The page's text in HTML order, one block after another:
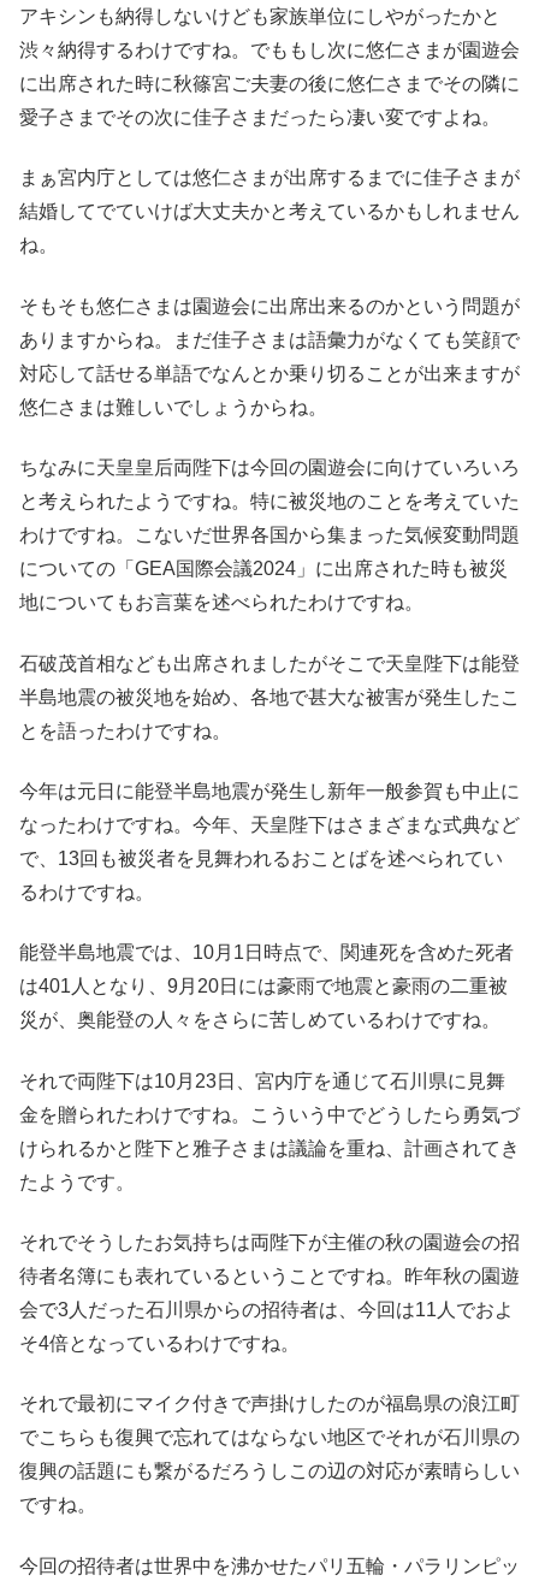
アキシンも納得しないけども家族単位にしやがったかと
渋々納得するわけですね。でももし次に悠仁さまが園遊会
に出席された時に秋篠宮ご夫妻の後に悠仁さまでその隣に
愛子さまでその次に佳子さまだったら凄い変ですよね。
まぁ宮内庁としては悠仁さまが出席するまでに佳子さまが
結婚してでていけば大丈夫かと考えているかもしれません
ね。
そもそも悠仁さまは園遊会に出席出来るのかという問題が
ありますからね。まだ佳子さまは語彙力がなくても笑顔で
対応して話せる単語でなんとか乗り切ることが出来ますが
悠仁さまは難しいでしょうからね。
ちなみに天皇皇后両陛下は今回の園遊会に向けていろいろ
と考えられたようですね。特に被災地のことを考えていた
わけですね。こないだ世界各国から集まった気候変動問題
についての「GEA国際会議2024」に出席された時も被災
地についてもお言葉を述べられたわけですね。
石破茂首相なども出席されましたがそこで天皇陛下は能登
半島地震の被災地を始め、各地で甚大な被害が発生したこ
とを語ったわけですね。
今年は元日に能登半島地震が発生し新年一般参賀も中止に
なったわけですね。今年、天皇陛下はさまざまな式典など
で、13回も被災者を見舞われるおことばを述べられてい
るわけですね。
能登半島地震では、10月1日時点で、関連死を含めた死者
は401人となり、9月20日には豪雨で地震と豪雨の二重被
災が、奥能登の人々をさらに苦しめているわけですね。
それで両陛下は10月23日、宮内庁を通じて石川県に見舞
金を贈られたわけですね。こういう中でどうしたら勇気づ
けられるかと陛下と雅子さまは議論を重ね、計画されてき
たようです。
それでそうしたお気持ちは両陛下が主催の秋の園遊会の招
待者名簿にも表れているということですね。昨年秋の園遊
会で3人だった石川県からの招待者は、今回は11人でおよ
そ4倍となっているわけですね。
それで最初にマイク付きで声掛けしたのが福島県の浪江町
でこちらも復興で忘れてはならない地区でそれが石川県の
復興の話題にも繋がるだろうしこの辺の対応が素晴らしい
ですね。
今回の招待者は世界中を沸かせたパリ五輪・パラリンピッ